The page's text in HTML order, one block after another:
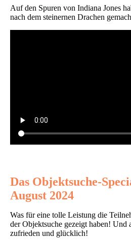
Auf den Spuren von Indiana Jones
nach dem steinernen Drachen
Das Objektsuche-
August 2024
Was für eine tolle Leistung die
der Objektsuche gezeigt haben! Und
zufrieden und glücklich!